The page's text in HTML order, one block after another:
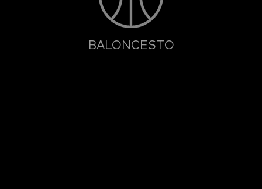
BALONCESTO